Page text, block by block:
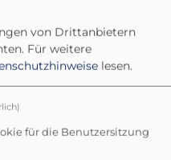
von Drittanbietern
Für weitere
lesen.
für die Benutzersitzung